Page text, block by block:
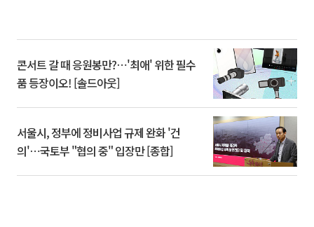
콘서트 갈 때 응원봉만?⋯'최애' 위한 필수
품 등장이오! [솔드아웃]
서울시, 정부에 정비사업 규제 완화 '건
의'⋯국토부 "협의 중" 입장만 [종합]